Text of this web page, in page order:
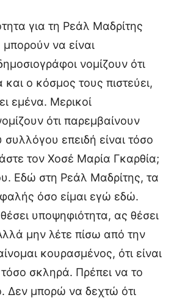
για τη Ρεάλ Μαδρίτης
να είναι
νομίζουν ότι
ο κόσμος τους πιστεύει,
εμένα. Μερικοί
ότι παρεμβαίνουν
συλλόγου επειδή είναι τόσο
τον Χοσέ Μαρία Γκαρθία;
Εδώ στη Ρεάλ Μαδρίτης, τα
όσο είμαι εγώ εδώ.
υποψηφιότητα, ας θέσει
μην λέτε πίσω από την
κουρασμένος, ότι είναι
σκληρά. Πρέπει να το
Δεν μπορώ να δεχτώ ότι